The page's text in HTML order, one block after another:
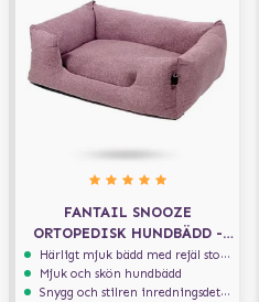
FANTAIL SNOOZE
ORTOPEDISK HUNDBÄDD -
ICONIC PINK
Härligt mjuk bädd med rejäl stoppning som håller formen
Mjuk och skön hundbädd
Snygg och stilren inredningsdetalj